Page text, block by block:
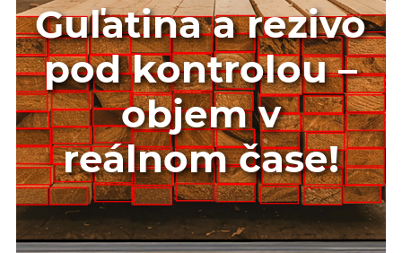
Guľatina a rezivo
pod kontrolou –
objem v
reálnom čase!